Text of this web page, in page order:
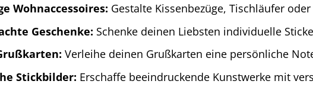
Wohnaccessoires: Gestalte Kissenbezüge, Tischläufer
Geschenke: Schenke deinen Liebsten individuelle
Verleihe deinen Grußkarten eine persönliche
Stickbilder: Erschaffe beeindruckende Kunstwerke mit